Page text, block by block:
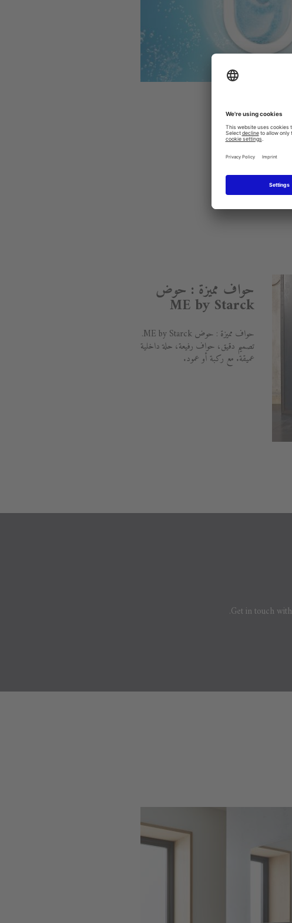
حواف مميزة : حوض
ME by Starck
حواف مميزة : حوض ME by Starck.
تصميم دقيق، حواف رفيعة، حلة داخلية
عميقة. مع ركبة أو عمود.
Get in touch